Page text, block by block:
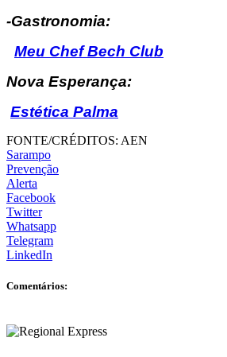
-Gastronomia:
Meu Chef Bech Club
Nova Esperança:
Estética Palma
FONTE/CRÉDITOS: AEN
Sarampo
Prevenção
Alerta
Facebook
Twitter
Whatsapp
Telegram
LinkedIn
Comentários: